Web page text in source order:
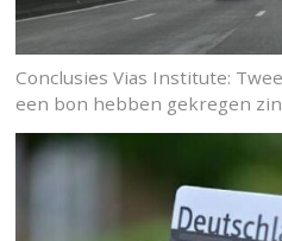
Conclusies Vias Institute:
een bon hebben gekregen